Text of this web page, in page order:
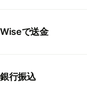
Wiseで送金
銀行振込